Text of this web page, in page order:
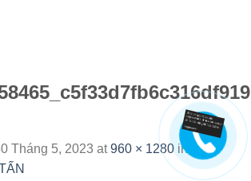
Tháng 5, 2023 at960 × 1280 in
XE